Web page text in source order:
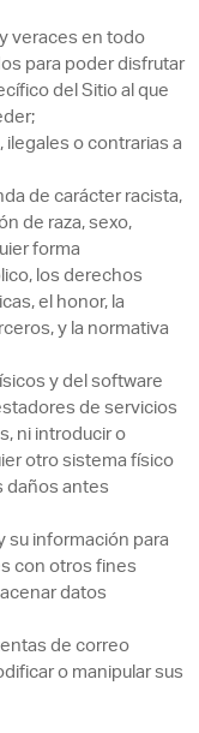
veraces en todo
para poder disfrutar
del Sitio al que
ilegales o contrarias a
de carácter racista,
de raza, sexo,
forma
los derechos
el honor, la
y la normativa
y del software
de servicios
ni introducir o
otro sistema físico
daños antes
su información para
con otros fines
datos
de correo
o manipular sus